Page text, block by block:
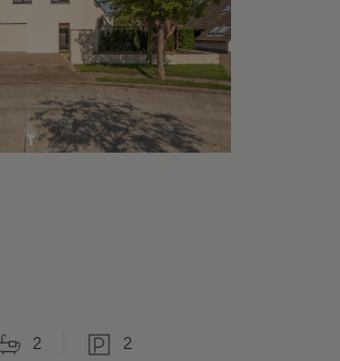
2 2